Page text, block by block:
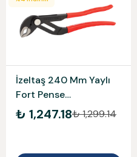
İzeltaş 240 Mm Yaylı
Fort Pense
2415110240
₺ 1,247.18₺ 1,299.14